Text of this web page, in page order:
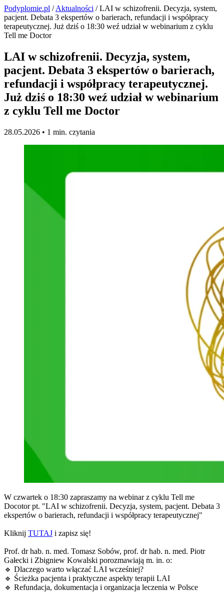
Podyplomie.pl /Aktualności / LAI w schizofrenii. Decyzja, system,
pacjent. Debata 3 ekspertów o barierach, refundacji i współpracy
terapeutycznej. Już dziś o 18:30 weź udział w webinarium z cyklu
Tell me Doctor
LAI w schizofrenii. Decyzja, system,
pacjent. Debata 3 ekspertów o barierach,
refundacji i współpracy terapeutycznej.
Już dziś o 18:30 weź udział w webinarium
z cyklu Tell me Doctor
28.05.2026 • 1 min. czytania
W czwartek o 18:30 zapraszamy na webinar z cyklu Tell me
Docotor pt. "LAI w schizofrenii. Decyzja, system, pacjent. Debata 3
ekspertów o barierach, refundacji i współpracy terapeutycznej"
Kliknij TUTAJ i zapisz się!
Prof. dr hab. n. med. Tomasz Sobów, prof. dr hab. n. med. Piotr
Gałecki i Zbigniew Kowalski porozmawiają m. in. o:
🔹 Dlaczego warto włączać LAI wcześniej?
🔹 Ścieżka pacjenta i praktyczne aspekty terapii LAI
🔹 Refundacja, dokumentacja i organizacja leczenia w Polsce